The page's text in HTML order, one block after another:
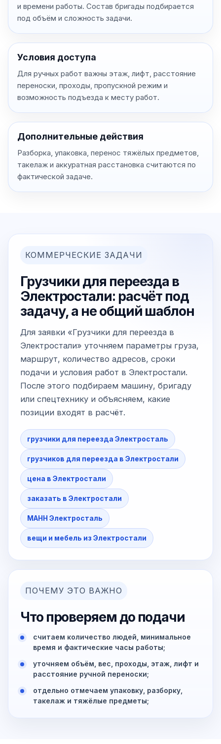
и времени работы. Состав бригады подбирается
под объём и сложность задачи.
Условия доступа
Для ручных работ важны этаж, лифт, расстояние
переноски, проходы, пропускной режим и
возможность подъезда к месту работ.
Дополнительные действия
Разборка, упаковка, перенос тяжёлых предметов,
такелаж и аккуратная расстановка считаются по
фактической задаче.
КОММЕРЧЕСКИЕ ЗАДАЧИ
Грузчики для переезда в
Электростали: расчёт под
задачу, а не общий шаблон
Для заявки «Грузчики для переезда в
Электростали» уточняем параметры груза,
маршрут, количество адресов, сроки
подачи и условия работ в Электростали.
После этого подбираем машину, бригаду
или спецтехнику и объясняем, какие
позиции входят в расчёт.
грузчики для переезда Электросталь
грузчиков для переезда в Электростали
цена в Электростали
заказать в Электростали
МАНН Электросталь
вещи и мебель из Электростали
ПОЧЕМУ ЭТО ВАЖНО
Что проверяем до подачи
считаем количество людей, минимальное
время и фактические часы работы;
уточняем объём, вес, проходы, этаж, лифт и
расстояние ручной переноски;
отдельно отмечаем упаковку, разборку,
такелаж и тяжёлые предметы;